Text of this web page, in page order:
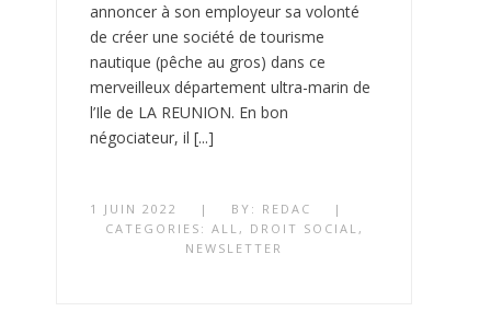
annoncer à son employeur sa volonté
de créer une société de tourisme
nautique (pêche au gros) dans ce
merveilleux département ultra-marin de
l’Ile de LA REUNION. En bon
négociateur, il [...]
1 JUIN 2022 | BY: REDAC
|
CATEGORIES: ALL , DROIT SOCIAL ,
NEWSLETTER